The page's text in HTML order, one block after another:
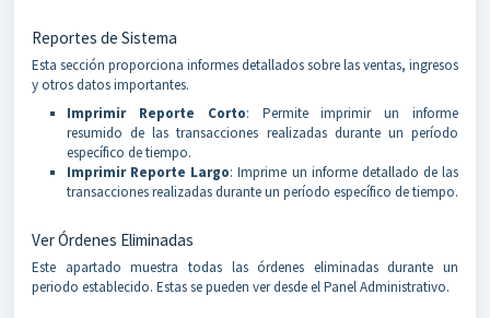
Reportes de Sistema
Esta sección proporciona informes detallados sobre las ventas, ingresos
y otros datos importantes.
Imprimir Reporte Corto: Permite imprimir un informe
resumido de las transacciones realizadas durante un período
específico de tiempo.
Imprimir Reporte Largo: Imprime un informe detallado de las
transacciones realizadas durante un período específico de tiempo.
Ver Órdenes Eliminadas
Este apartado muestra todas las órdenes eliminadas durante un
periodo establecido. Estas se pueden ver desde el Panel Administrativo.